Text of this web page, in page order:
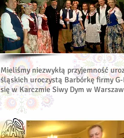
Mieliśmy niezwykłą przyjemność
śląskich uroczystą Barbórkę firmy
się w Karczmie Siwy Dym w